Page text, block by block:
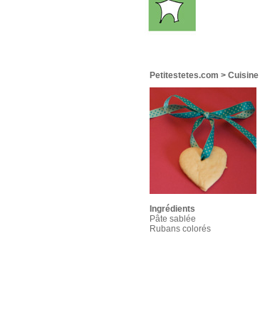
Petitestetes.com > Cuisine
Ingrédients
Pâte sablée
Rubans colorés